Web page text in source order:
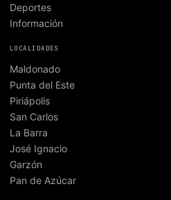
Deportes
Información
LOCALIDADES
Maldonado
Punta del Este
Piriápolis
San Carlos
La Barra
José Ignacio
Garzón
Pan de Azúcar